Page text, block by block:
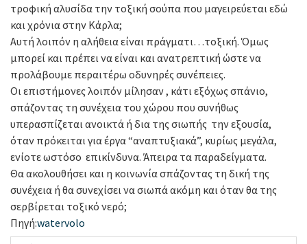
τροφική αλυσίδα την τοξική σούπα που μαγειρεύεται εδώ
και χρόνια στην Κάρλα;
Αυτή λοιπόν η αλήθεια είναι πράγματι…τοξική. Όμως
μπορεί και πρέπει να είναι και ανατρεπτική ώστε να
προλάβουμε περαιτέρω οδυνηρές συνέπειες.
Οι επιστήμονες λοιπόν μίλησαν , κάτι εξόχως σπάνιο,
σπάζοντας τη συνέχεια του χώρου που συνήθως
υπερασπίζεται ανοικτά ή δια της σιωπής την εξουσία,
όταν πρόκειται για έργα “αναπτυξιακά”, κυρίως μεγάλα,
ενίοτε ωστόσο επικίνδυνα. Άπειρα τα παραδείγματα.
Θα ακολουθήσει και η κοινωνία σπάζοντας τη δική της
συνέχεια ή θα συνεχίσει να σιωπά ακόμη και όταν θα της
σερβίρεται τοξικό νερό;
Πηγή:watervolo